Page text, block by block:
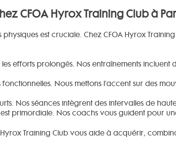
CFOA Hyrox Training Club à
est cruciale. Chez CFOA Hyrox Training
efforts prolongés. Nos entraînements incluent
Nous mettons l’accent sur des
Nos séances intègrent des intervalles de
primordiale. Nos coachs vous guident pour
Training Club vous aide à acquérir,